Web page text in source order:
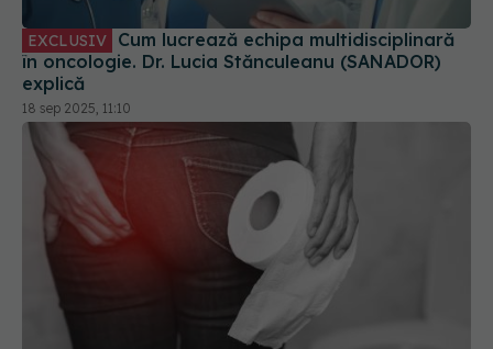
EXCLUSIV
în oncologie. Dr. Lucia Stănculeanu (SANADOR)
explică
18 sep 2025, 11:10